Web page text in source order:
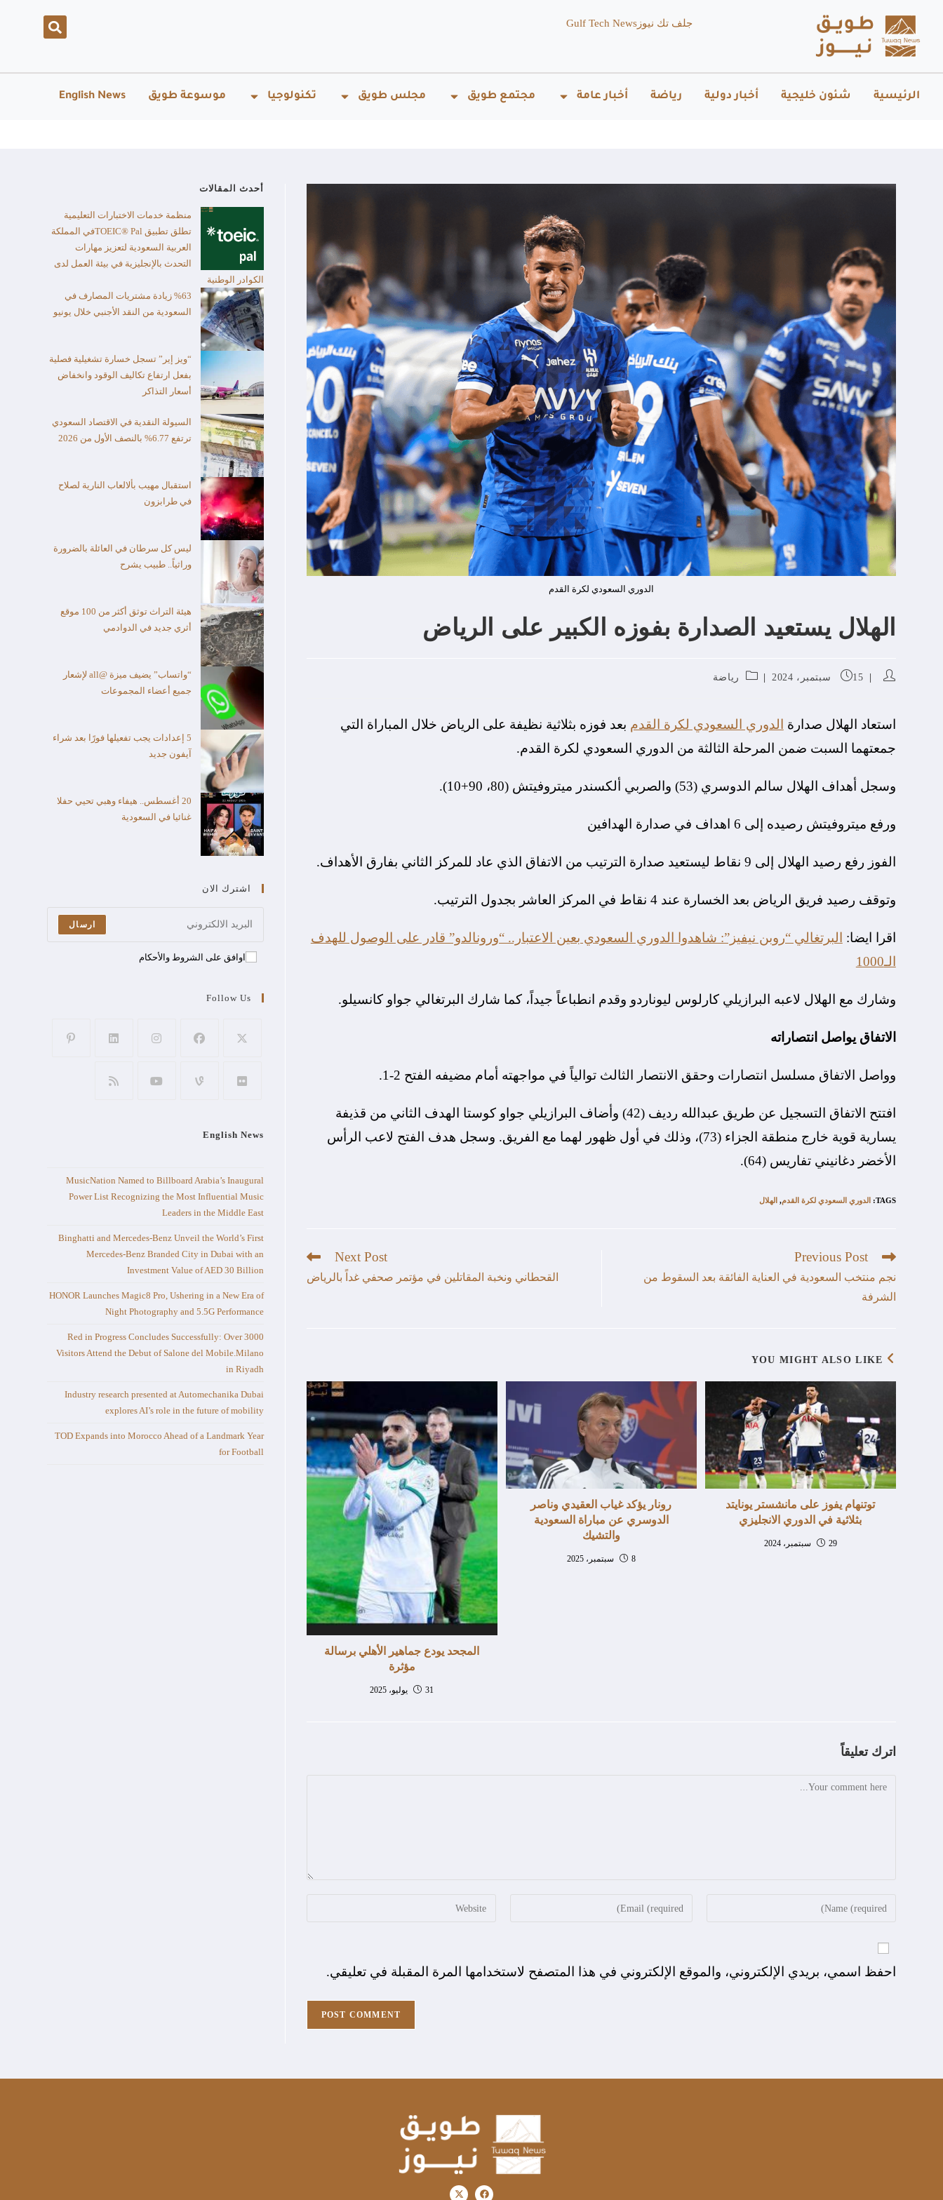
جلف تك نيوز Gulf Tech News
الرئيسية شئون خليجية أخبار دولية رياضة أخبار عامة مجتمع طويق مجلس طويق تكنولوجيا موسوعة طويق English News
الدوري السعودي لكرة القدم
الهلال يستعيد الصدارة بفوزه الكبير على الرياض
15 سبتمبر، 2024 رياضة
استعاد الهلال صدارة الدوري السعودي لكرة القدم بعد فوزه بثلاثية نظيفة على الرياض خلال المباراة التي
جمعتهما السبت ضمن المرحلة الثالثة من الدوري السعودي لكرة القدم.
وسجل أهداف الهلال سالم الدوسري (53) والصربي ألكسندر ميتروفيتش (80، 90+10).
ورفع ميتروفيتش رصيده إلى 6 اهداف في صدارة الهدافين
الفوز رفع رصيد الهلال إلى 9 نقاط ليستعيد صدارة الترتيب من الاتفاق الذي عاد للمركز الثاني بفارق الأهداف.
وتوقف رصيد فريق الرياض بعد الخسارة عند 4 نقاط في المركز العاشر بجدول الترتيب.
اقرا ايضا:
البرتغالي “روبن نيفيز”: شاهدوا الدوري السعودي بعين الاعتبار.. “ورونالدو” قادر على الوصول للهدف
الـ1000
وشارك مع الهلال لاعبه البرازيلي كارلوس ليوناردو وقدم انطباعاً جيداً، كما شارك البرتغالي جواو كانسيلو.
الاتفاق يواصل انتصاراته
وواصل الاتفاق مسلسل انتصارات وحقق الانتصار الثالث توالياً في مواجهته أمام مضيفه الفتح 2-1.
افتتح الاتفاق التسجيل عن طريق عبدالله رديف (42) وأضاف البرازيلي جواو كوستا الهدف الثاني من قذيفة
يسارية قوية خارج منطقة الجزاء (73)، وذلك في أول ظهور لهما مع الفريق. وسجل هدف الفتح لاعب الرأس
الأخضر دغانيني تفاريس (64).
TAGS
: الدوري السعودي لكرة القدم, الهلال
Previous Post
نجم منتخب السعودية في العناية الفائقة بعد السقوط من
الشرفة
Next Post
القحطاني ونخبة المقاتلين في مؤتمر صحفي غداً بالرياض
YOU MIGHT ALSO LIKE
المجحد يودع جماهير الأهلي برسالة
مؤثرة
31 يوليو، 2025
رونار يؤكد غياب العقيدي وناصر
الدوسري عن مباراة السعودية
والتشيك
8 سبتمبر، 2025
توتنهام يفوز على مانشستر يونايتد
بثلاثية في الدوري الانجليزي
29 سبتمبر، 2024
اترك تعليقاً
احفظ اسمي، بريدي الإلكتروني، والموقع الإلكتروني في هذا المتصفح لاستخدامها المرة المقبلة في تعليقي.
أحدث المقالات
منظمة خدمات الاختبارات التعليمية
تطلق تطبيق TOEIC® Palفي المملكة
العربية السعودية لتعزيز مهارات
التحدث بالإنجليزية في بيئة العمل لدى
الكوادر الوطنية
%63 زيادة مشتريات المصارف في
السعودية من النقد الأجنبي خلال يونيو
“ويز إير” تسجل خسارة تشغيلية فصلية
بفعل ارتفاع تكاليف الوقود وانخفاض
أسعار التذاكر
السيولة النقدية في الاقتصاد السعودي
ترتفع 6.77% بالنصف الأول من 2026
استقبال مهيب بألالعاب النارية لصلاح
في طرابزون
ليس كل سرطان في العائلة بالضرورة
وراثياً.. طبيب يشرح
هيئة التراث توثق أكثر من 100 موقع
أثري جديد في الدوادمي
“واتساب” يضيف ميزة @all لإشعار
جميع أعضاء المجموعات
5 إعدادات يجب تفعيلها فورًا بعد شراء
آيفون جديد
20 أغسطس.. هيفاء وهبي تحيي حفلا
غنائيا في السعودية
اشترك الان
ارسال
اوافق على الشروط والأحكام
Follow Us
English News
MusicNation Named to Billboard Arabia’s Inaugural
Power List Recognizing the Most Influential Music
Leaders in the Middle East
Binghatti and Mercedes-Benz Unveil the World’s First
Mercedes-Benz Branded City in Dubai with an
Investment Value of AED 30 Billion
HONOR Launches Magic8 Pro, Ushering in a New Era of
Night Photography and 5.5G Performance
Red in Progress Concludes Successfully: Over 3000
Visitors Attend the Debut of Salone del Mobile.Milano
in Riyadh
Industry research presented at Automechanika Dubai
explores AI’s role in the future of mobility
TOD Expands into Morocco Ahead of a Landmark Year
for Football